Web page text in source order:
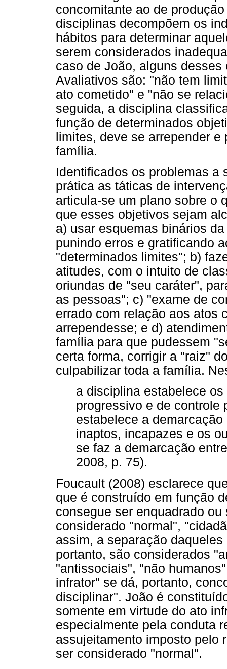
concomitante ao de
disciplinas decompõem os
hábitos para determinar
serem considerados
caso de João, alguns
Avaliativos são: "não tem
ato cometido" e "não se
seguida, a disciplina
função de determinados
limites, deve se arrepender
família.
Identificados os problemas a
prática as táticas de
articula-se um plano sobre o
que esses objetivos sejam
a) usar esquemas binários
punindo erros e gratificando
"determinados limites"; b)
atitudes, com o intuito de
oriundas de "seu caráter",
as pessoas"; c) "exame de
errado com relação aos atos
arrependesse; e d)
família para que pudessem
certa forma, corrigir a "raiz"
culpabilizar toda a família.
a disciplina estabelece
progressivo e de controle
estabelece a
inaptos, incapazes e os
se faz a demarcação
2008, p. 75).
Foucault (2008) esclarece
que é construído em função
consegue ser enquadrado
considerado "normal",
assim, a separação
portanto, são considerados
"antissociais", "não
infrator" se dá, portanto,
disciplinar". João é
somente em virtude do ato
especialmente pela conduta
assujeitamento imposto pelo
ser considerado "normal".